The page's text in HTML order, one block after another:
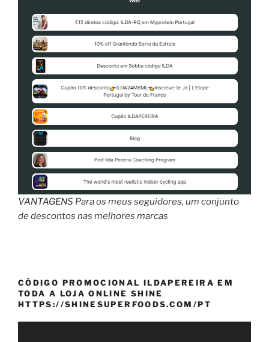
VANTAGENS Para os meus seguidores, um conjunto
de descontos nas melhores marcas
CÓDIGO PROMOCIONAL ILDAPEREIRA EM
TODA A LOJA ONLINE SHINE
HTTPS://SHINESUPERFOODS.COM/PT